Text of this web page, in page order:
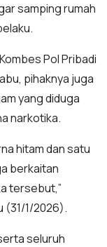
samping rumah
Pol Pribadi
pihaknya juga
yang diduga
narkotika.
hitam dan satu
berkaitan
tersebut,”
(31/1/2026).
seluruh